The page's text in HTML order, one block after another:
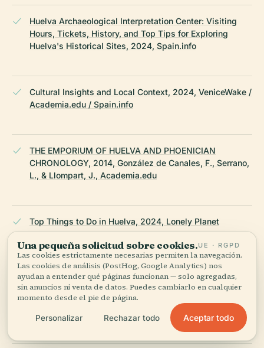
Huelva Archaeological Interpretation Center: Visiting
Hours, Tickets, History, and Top Tips for Exploring
Huelva's Historical Sites, 2024, Spain.info
Cultural Insights and Local Context, 2024, VeniceWake /
Academia.edu / Spain.info
THE EMPORIUM OF HUELVA AND PHOENICIAN
CHRONOLOGY, 2014, González de Canales, F., Serrano,
L., & Llompart, J., Academia.edu
Top Things to Do in Huelva, 2024, Lonely Planet
Things to See in Huelva, 2024, Andalucia.com
Huelva City and Tartessians, 2024, Visit-Andalucia
Una pequeña solicitud sobre cookies.UE · RGPD
Las cookies estrictamente necesarias permiten la navegación.
Las cookies de análisis (PostHog, Google Analytics) nos
ayudan a entender qué páginas funcionan — solo agregadas,
sin anuncios ni venta de datos. Puedes cambiarlo en cualquier
momento desde el pie de página.
Personalizar Rechazar todo Aceptar todo